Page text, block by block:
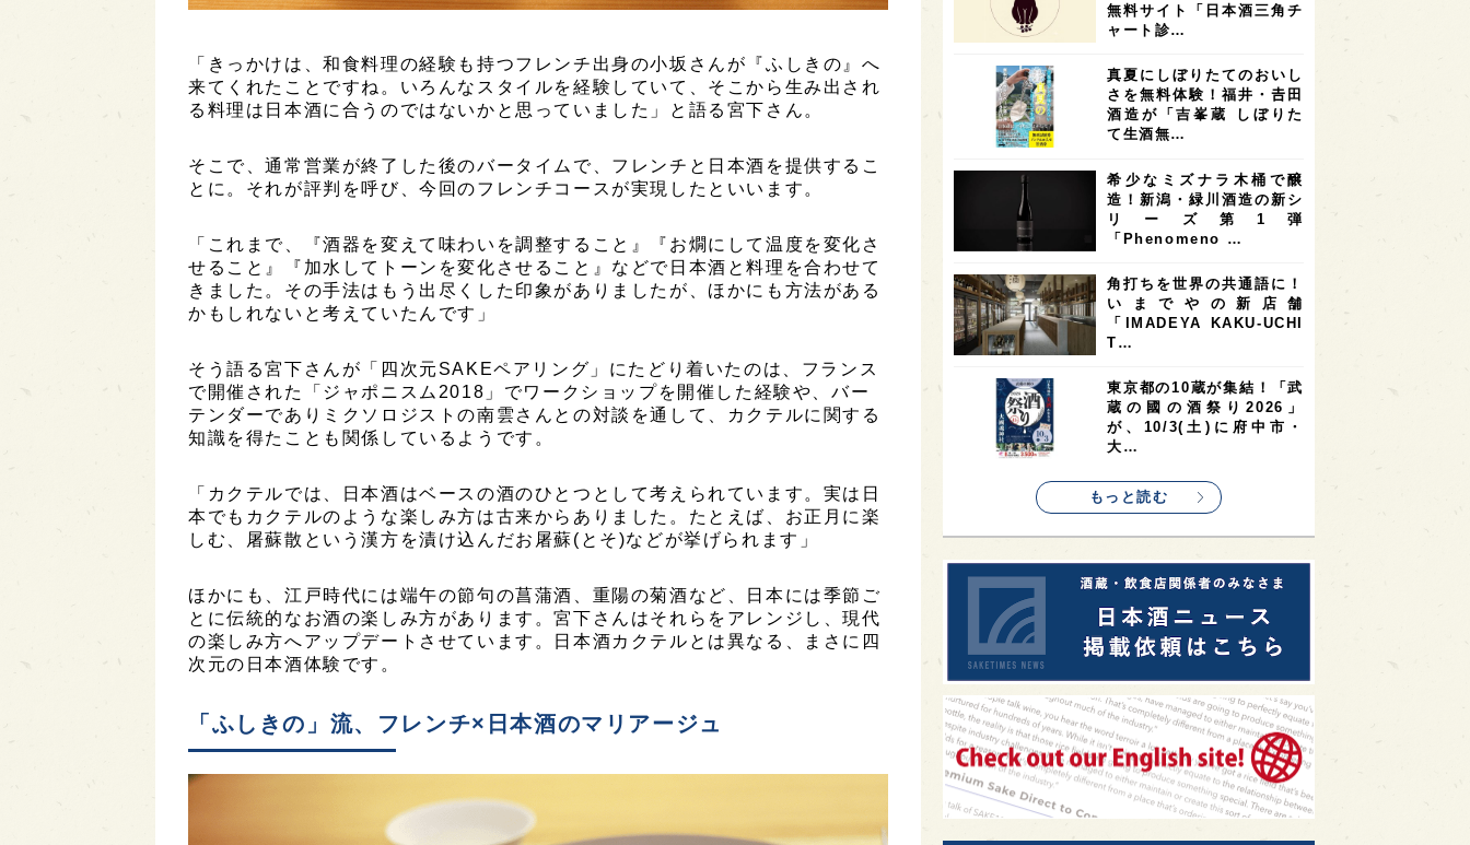
「きっかけは、和食料理の経験も持つフレンチ出身の小坂さんが『ふしきの』へ
来てくれたことですね。いろんなスタイルを経験していて、そこから生み出され
る料理は日本酒に合うのではないかと思っていました」と語る宮下さん。
そこで、通常営業が終了した後のバータイムで、フレンチと日本酒を提供するこ
とに。それが評判を呼び、今回のフレンチコースが実現したといいます。
「これまで、『酒器を変えて味わいを調整すること』『お燗にして温度を変化さ
せること』『加水してトーンを変化させること』などで日本酒と料理を合わせて
きました。その手法はもう出尽くした印象がありましたが、ほかにも方法がある
かもしれないと考えていたんです」
そう語る宮下さんが「四次元SAKEペアリング」にたどり着いたのは、フランス
で開催された「ジャポニスム2018」でワークショップを開催した経験や、バー
テンダーでありミクソロジストの南雲さんとの対談を通して、カクテルに関する
知識を得たことも関係しているようです。
「カクテルでは、日本酒はベースの酒のひとつとして考えられています。実は日
本でもカクテルのような楽しみ方は古来からありました。たとえば、お正月に楽
しむ、屠蘇散という漢方を漬け込んだお屠蘇(とそ)などが挙げられます」
ほかにも、江戸時代には端午の節句の菖蒲酒、重陽の菊酒など、日本には季節ご
とに伝統的なお酒の楽しみ方があります。宮下さんはそれらをアレンジし、現代
の楽しみ方へアップデートさせています。日本酒カクテルとは異なる、まさに四
次元の日本酒体験です。
「ふしきの」流、フレンチ×日本酒のマリアージュ
富山県 6 フランス 6 高知県 5 島根県 5
4 アメリカ 4 神奈川県 4
4 三重県 大阪府 3
オーストラリア 台湾 2 アジア 2
SAKEの時代を生きる 静岡県 1 長崎県
全蔵めぐり 1 シンガポール 1 カナダ 1
群馬県 1 熊本県 徳島県
イギリス 1 ノルウェー 1 新宿区 1
歌舞伎町 1 1 鳥取県 1
saketimes_image_4
無料サイト「日本酒三角チ
ャート診…
真夏にしぼりたてのおいし
さを無料体験！福井・𠮷田
酒造が「吉峯蔵 しぼりた
て生酒無…
希少なミズナラ木桶で醸
造！新潟・緑川酒造の新シ
リーズ第1弾
「Phenomeno …
角打ちを世界の共通語に！
いまでやの新店舗
「IMADEYA KAKU-UCHI
T…
東京都の10蔵が集結！「武
蔵の國の酒祭り2026」
が、10/3(土)に府中市・
大…
もっと読む